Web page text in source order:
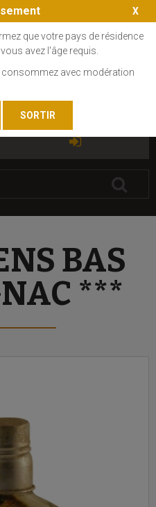
BAS
***
que votre pays de résidence
avez l'âge requis.
consommez avec modération